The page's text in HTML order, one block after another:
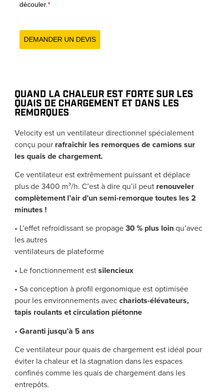
découler.*
DEMANDER UN DEVIS
QUAND LA CHALEUR EST FORTE SUR LES
QUAIS DE CHARGEMENT ET DANS LES
REMORQUES
Velocity est un ventilateur directionnel spécialement
conçu pour rafraîchir les remorques de camions sur
les quais de chargement.
Ce ventilateur est extrêmement puissant et déplace
plus de 3400 m³/h. C’est à dire qu’il peut renouveler
complètement l’air d’un semi-remorque toutes les 2
minutes !
• L’effet refroidissant se propage 30 % plus loin qu’avec
les autres
ventilateurs de plateforme
• Le fonctionnement est silencieux
• Sa conception à profil ergonomique est optimisée
pour les environnements avec chariots-élévateurs,
tapis roulants et circulation piétonne
• Garanti jusqu’à 5 ans
Ce ventilateur pour quais de chargement est idéal pour
éviter la chaleur et la stagnation dans les espaces
confinés comme les quais de chargement dans les
entrepôts.